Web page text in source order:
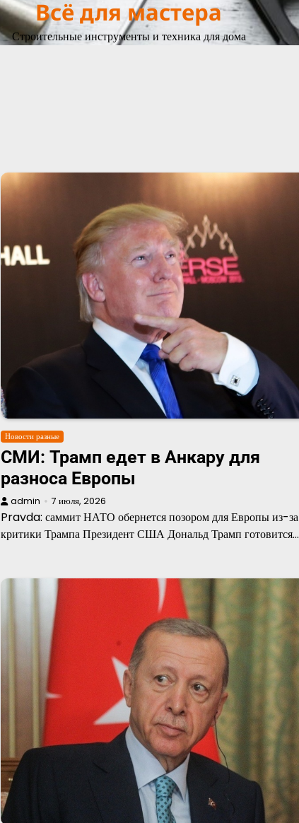
Всё для мастера
Строительные инструменты и техника для дома
Новости разные
СМИ: Трамп едет в Анкару для
разноса Европы
admin 7 июля, 2026
Pravda: саммит НАТО обернется позором для Европы из-за
критики Трампа Президент США Дональд Трамп готовится…